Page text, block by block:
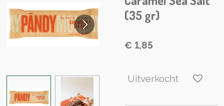
(35 gr)
€ 1,85
Uitverkocht